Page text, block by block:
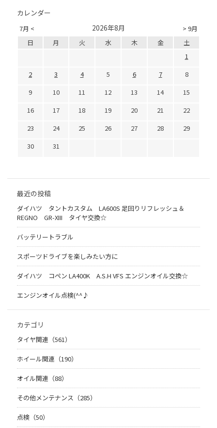
カレンダー
7月 < > 9月
2026年8月
日 月 火 水 木 金
土
1
2
3 4 5 6 7
8
9
10 11 12 13 14
15
16
17 18 19 20 21
22
23
24 25 26 27 28
29
30
31
最近の投稿
ダイハツ タントカスタム LA600S 足回りリフレッシュ＆
REGNO GR-XIII タイヤ交換☆
バッテリートラブル
スポーツドライブを楽しみたい方に
ダイハツ コペン LA400K A.S.H VFS エンジンオイル交換☆
エンジンオイル点検(^^♪
カテゴリ
タイヤ関連（561）
ホイール関連（190）
オイル関連（88）
その他メンテナンス（285）
点検（50）